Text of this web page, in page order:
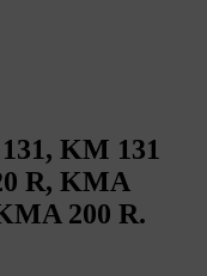
KM 131
R, KMA
200 R.